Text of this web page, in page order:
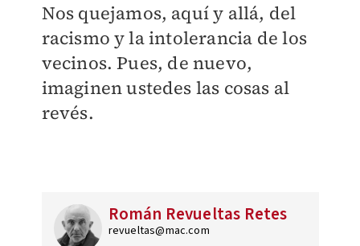
Nos quejamos, aquí y allá, del
racismo y la intolerancia de los
vecinos. Pues, de nuevo,
imaginen ustedes las cosas al
revés.
Román Revueltas Retes
revueltas@mac.com